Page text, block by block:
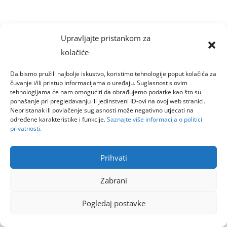
Upravljajte pristankom za
kolačiće
Da bismo pružili najbolje iskustvo, koristimo tehnologije poput kolačića za
čuvanje i/ili pristup informacijama o uređaju. Suglasnost s ovim
tehnologijama će nam omogućiti da obrađujemo podatke kao što su
ponašanje pri pregledavanju ili jedinstveni ID-ovi na ovoj web stranici.
Nepristanak ili povlačenje suglasnosti može negativno utjecati na
određene karakteristike i funkcije.Saznajte više informacija o politici
privatnosti.
Prihvati
Zabrani
Pogledaj postavke